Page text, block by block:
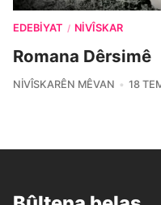
EDEBIYAT / NIVÎSKAR
Romana Dêrsimê
NIVÎSKARÊN MÊVAN 18